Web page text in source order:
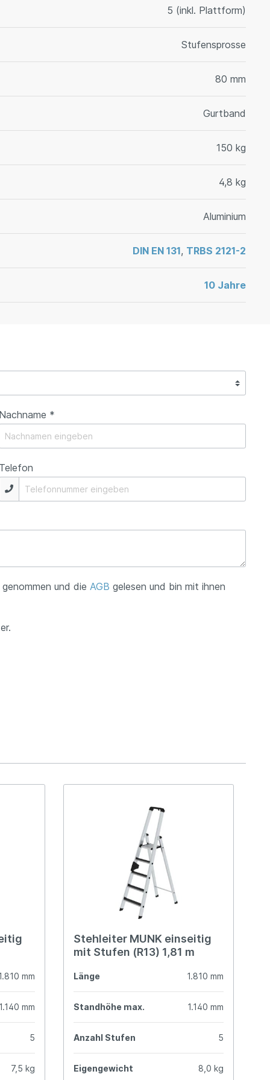
5 (inkl. Plattform)
Stufensprosse
80 mm
Gurtband
150 kg
4,8 kg
Aluminium
DIN EN 131, TRBS 2121-2
10 Jahre
Nachname *
Telefon
und die AGB gelesen und bin mit ihnen
mm
1.140 mm
5
7,5 kg
Stehleiter MUNK einseitig
mit Stufen (R13) 1,81 m
Länge 1.810 mm
Standhöhe max. 1.140 mm
Anzahl Stufen 5
Eigengewicht 8,0 kg